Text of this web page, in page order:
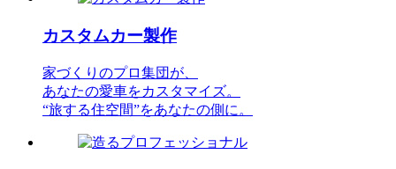
カスタムカー製作
家づくりのプロ集団が、
あなたの愛車をカスタマイズ。
“旅する住空間”をあなたの側に。